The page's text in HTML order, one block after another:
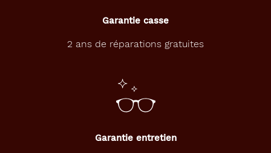
Garantie casse
2 ans de réparations gratuites
Garantie entretien